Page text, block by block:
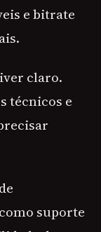
e bitrate
claro.
técnicos e
suporte